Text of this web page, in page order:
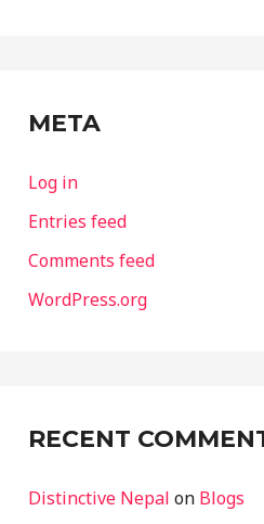
META
Log in
Entries feed
Comments feed
WordPress.org
RECENT
Distinctive Nepal on Blogs